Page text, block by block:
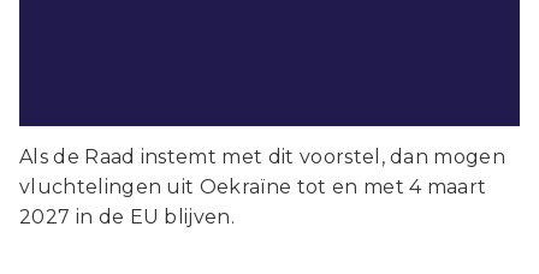
Als de Raad instemt met dit voorstel, dan mogen
vluchtelingen uit Oekraïne tot en met 4 maart
2027 in de EU blijven.